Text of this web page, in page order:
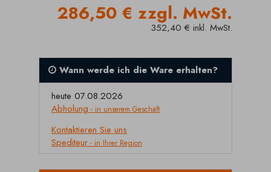
286,50 € zzgl. MwSt.
352,40 € inkl. MwSt.
Wann werde ich die Ware erhalten?
heute 07.08.2026
Abholung - in unserem Geschäft
Kontaktieren Sie uns
Spediteur - in Ihrer Region